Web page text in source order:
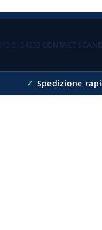
5134033 CONTACT
✓ Spedizione